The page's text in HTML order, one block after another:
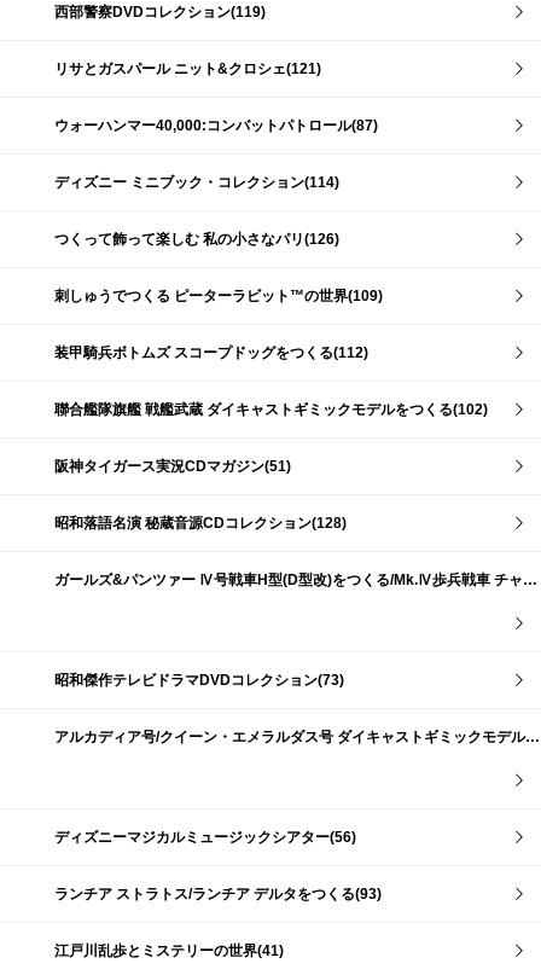
西部警察DVDコレクション(119)
リサとガスパール ニット&クロシェ(121)
ウォーハンマー40,000:コンバットパトロール(87)
ディズニー ミニブック・コレクション(114)
つくって飾って楽しむ 私の小さなパリ(126)
刺しゅうでつくる ピーターラビット™の世界(109)
装甲騎兵ボトムズ スコープドッグをつくる(112)
聯合艦隊旗艦 戦艦武蔵 ダイキャストギミックモデルをつくる(102)
阪神タイガース実況CDマガジン(51)
昭和落語名演 秘蔵音源CDコレクション(128)
ガールズ&パンツァー Ⅳ号戦車H型(D型改)をつくる/Mk.Ⅳ歩兵戦車 チャーチルMk.Ⅶをつくる(191)
昭和傑作テレビドラマDVDコレクション(73)
アルカディア号/クイーン・エメラルダス号 ダイキャストギミックモデルをつくる(159)
ディズニーマジカルミュージックシアター(56)
ランチア ストラトス/ランチア デルタをつくる(93)
江戸川乱歩とミステリーの世界(41)